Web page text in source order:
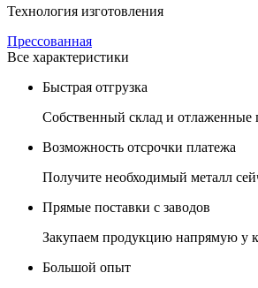
Технология изготовления
Прессованная
Все характеристики
Быстрая отгрузка
Собственный склад и отлаженные
Возможность отсрочки платежа
Получите необходимый металл
Прямые поставки с заводов
Закупаем продукцию напрямую у
Большой опыт